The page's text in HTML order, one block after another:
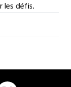
les défis.